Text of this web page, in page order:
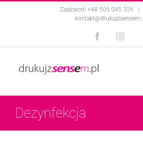
Zadzwoń! +48 505 045 326
Facebook
Dezynfekcja